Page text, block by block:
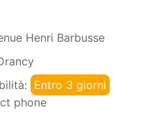
Henri Barbusse
Entro 3 giorni